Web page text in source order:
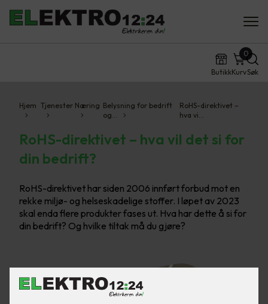
ButikkKurv
0
Søk
Hjem Tjenester Næring Belysning for bedrift
og…
RoHS-direktivet –
hva vi…
RoHS-direktivet – hva vil det si for
din bedrift?
RoHS-direktivet har siden 2006 innført forbud mot en
rekke miljø- og helseskadelige stoffer. I løpet av 2023
skal enda flere produkter fases ut. Hva har dette å si for
din bedrift? Og hvilke tiltak må du gjøre?